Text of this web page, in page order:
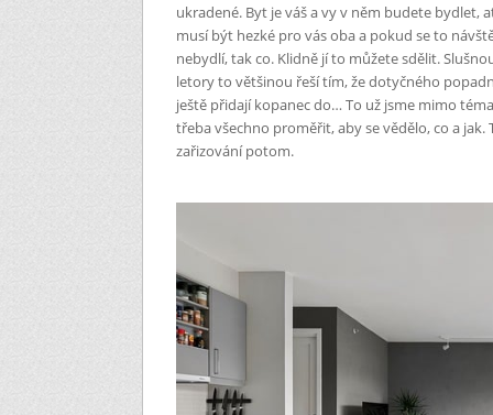
ukradené. Byt je váš a vy v něm budete bydlet,
musí být hezké pro vás oba a pokud se to
nebydlí, tak co. Klidně jí to můžete sdělit.
letory to většinou řeší tím, že dotyčného
ještě přidají kopanec do… To už jsme mimo
třeba všechno proměřit, aby se vědělo, co a
zařizování potom.